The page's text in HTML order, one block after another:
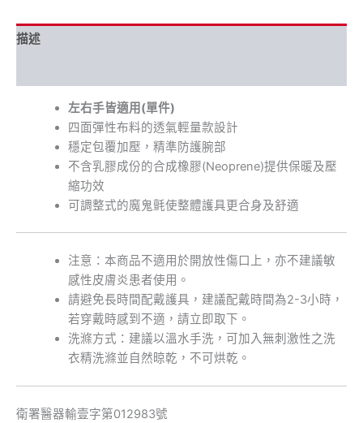
描述
左右手皆適用(單件)
四面彈性布料的透氣輕量款設計
穩定包覆加壓，精準防護腕部
不含乳膠成份的合成橡膠(Neoprene)提供保暖及壓
縮功效
可調整式的魔鬼氈使整體護具更合身及舒適
注意：本商品不適用於開放性傷口上，亦不建議敏
感性皮膚炎患者使用。
請避免長時間配戴護具，建議配戴時間為2-3小時，
若穿戴時感到不適，請立即取下。
洗滌方式：建議以溫水手洗，可加入無刺激性之洗
衣精洗滌並自然晾乾，不可烘乾。
衛署醫器輸壹字第012983號